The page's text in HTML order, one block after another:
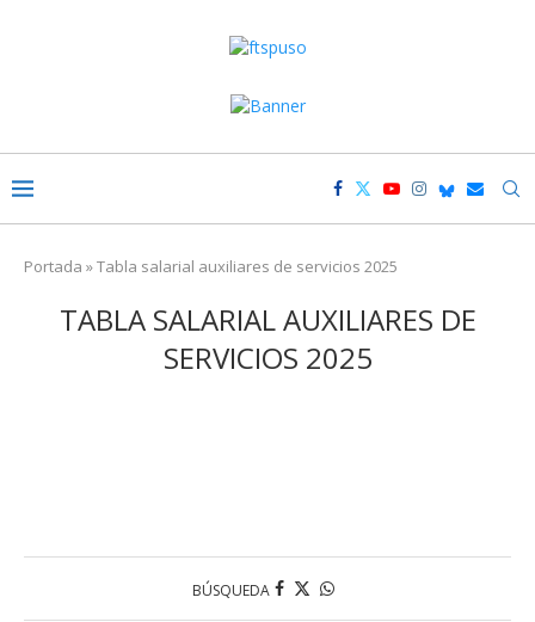
Portada »Tabla salarial auxiliares de servicios 2025
TABLA SALARIAL AUXILIARES DE
SERVICIOS 2025
BÚSQUEDA